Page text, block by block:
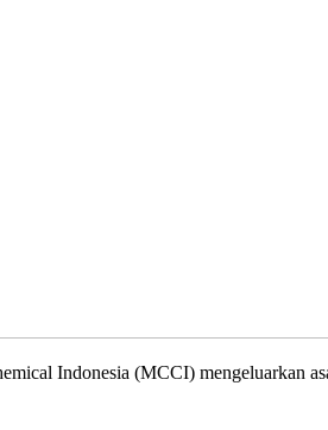
Indonesia (MCCI) mengeluarkan